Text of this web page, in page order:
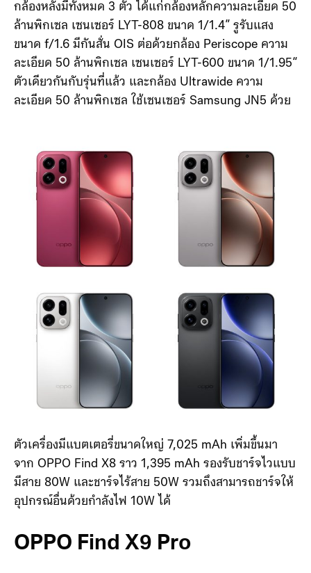
กล้องหลังมีทั้งหมด 3 ตัว ได้แก่กล้องหลักความละเอียด 50
ล้านพิกเซล เซนเซอร์ LYT-808 ขนาด 1/1.4” รูรับแสง
ขนาด f/1.6 มีกันสั่น OIS ต่อด้วยกล้อง Periscope ความ
ละเอียด 50 ล้านพิกเซล เซนเซอร์ LYT-600 ขนาด 1/1.95“
ตัวเดียวกันกับรุ่นที่แล้ว และกล้อง Ultrawide ความ
ละเอียด 50 ล้านพิกเซล ใช้เซนเซอร์ Samsung JN5 ด้วย
ตัวเครื่องมีแบตเตอรี่ขนาดใหญ่ 7,025 mAh เพิ่มขึ้นมา
จาก OPPO Find X8 ราว 1,395 mAh รองรับชาร์จไวแบบ
มีสาย 80W และชาร์จไร้สาย 50W รวมถึงสามารถชาร์จให้
อุปกรณ์อื่นด้วยกำลังไฟ 10W ได้
OPPO Find X9 Pro